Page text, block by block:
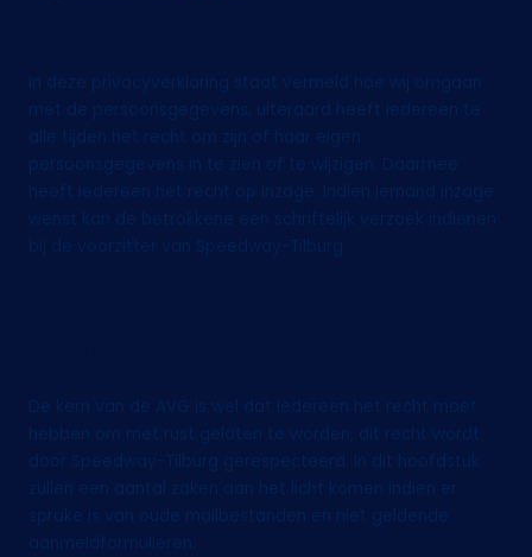
In deze privacyverklaring staat vermeld hoe wij omgaan
met de persoonsgegevens, uiteraard heeft iedereen te
alle tijden het recht om zijn of haar eigen
persoonsgegevens in te zien of te wijzigen. Daarmee
heeft iedereen het recht op inzage. Indien iemand inzage
wenst kan de betrokkene een schriftelijk verzoek indienen
bij de voorzitter van Speedway-Tilburg
De kern van de AVG is wel dat iedereen het recht moet
hebben om met rust gelaten te worden, dit recht wordt
door Speedway-Tilburg gerespecteerd. In dit hoofdstuk
zullen een aantal zaken aan het licht komen indien er
sprake is van oude mailbestanden en niet geldende
aanmeldformulieren.